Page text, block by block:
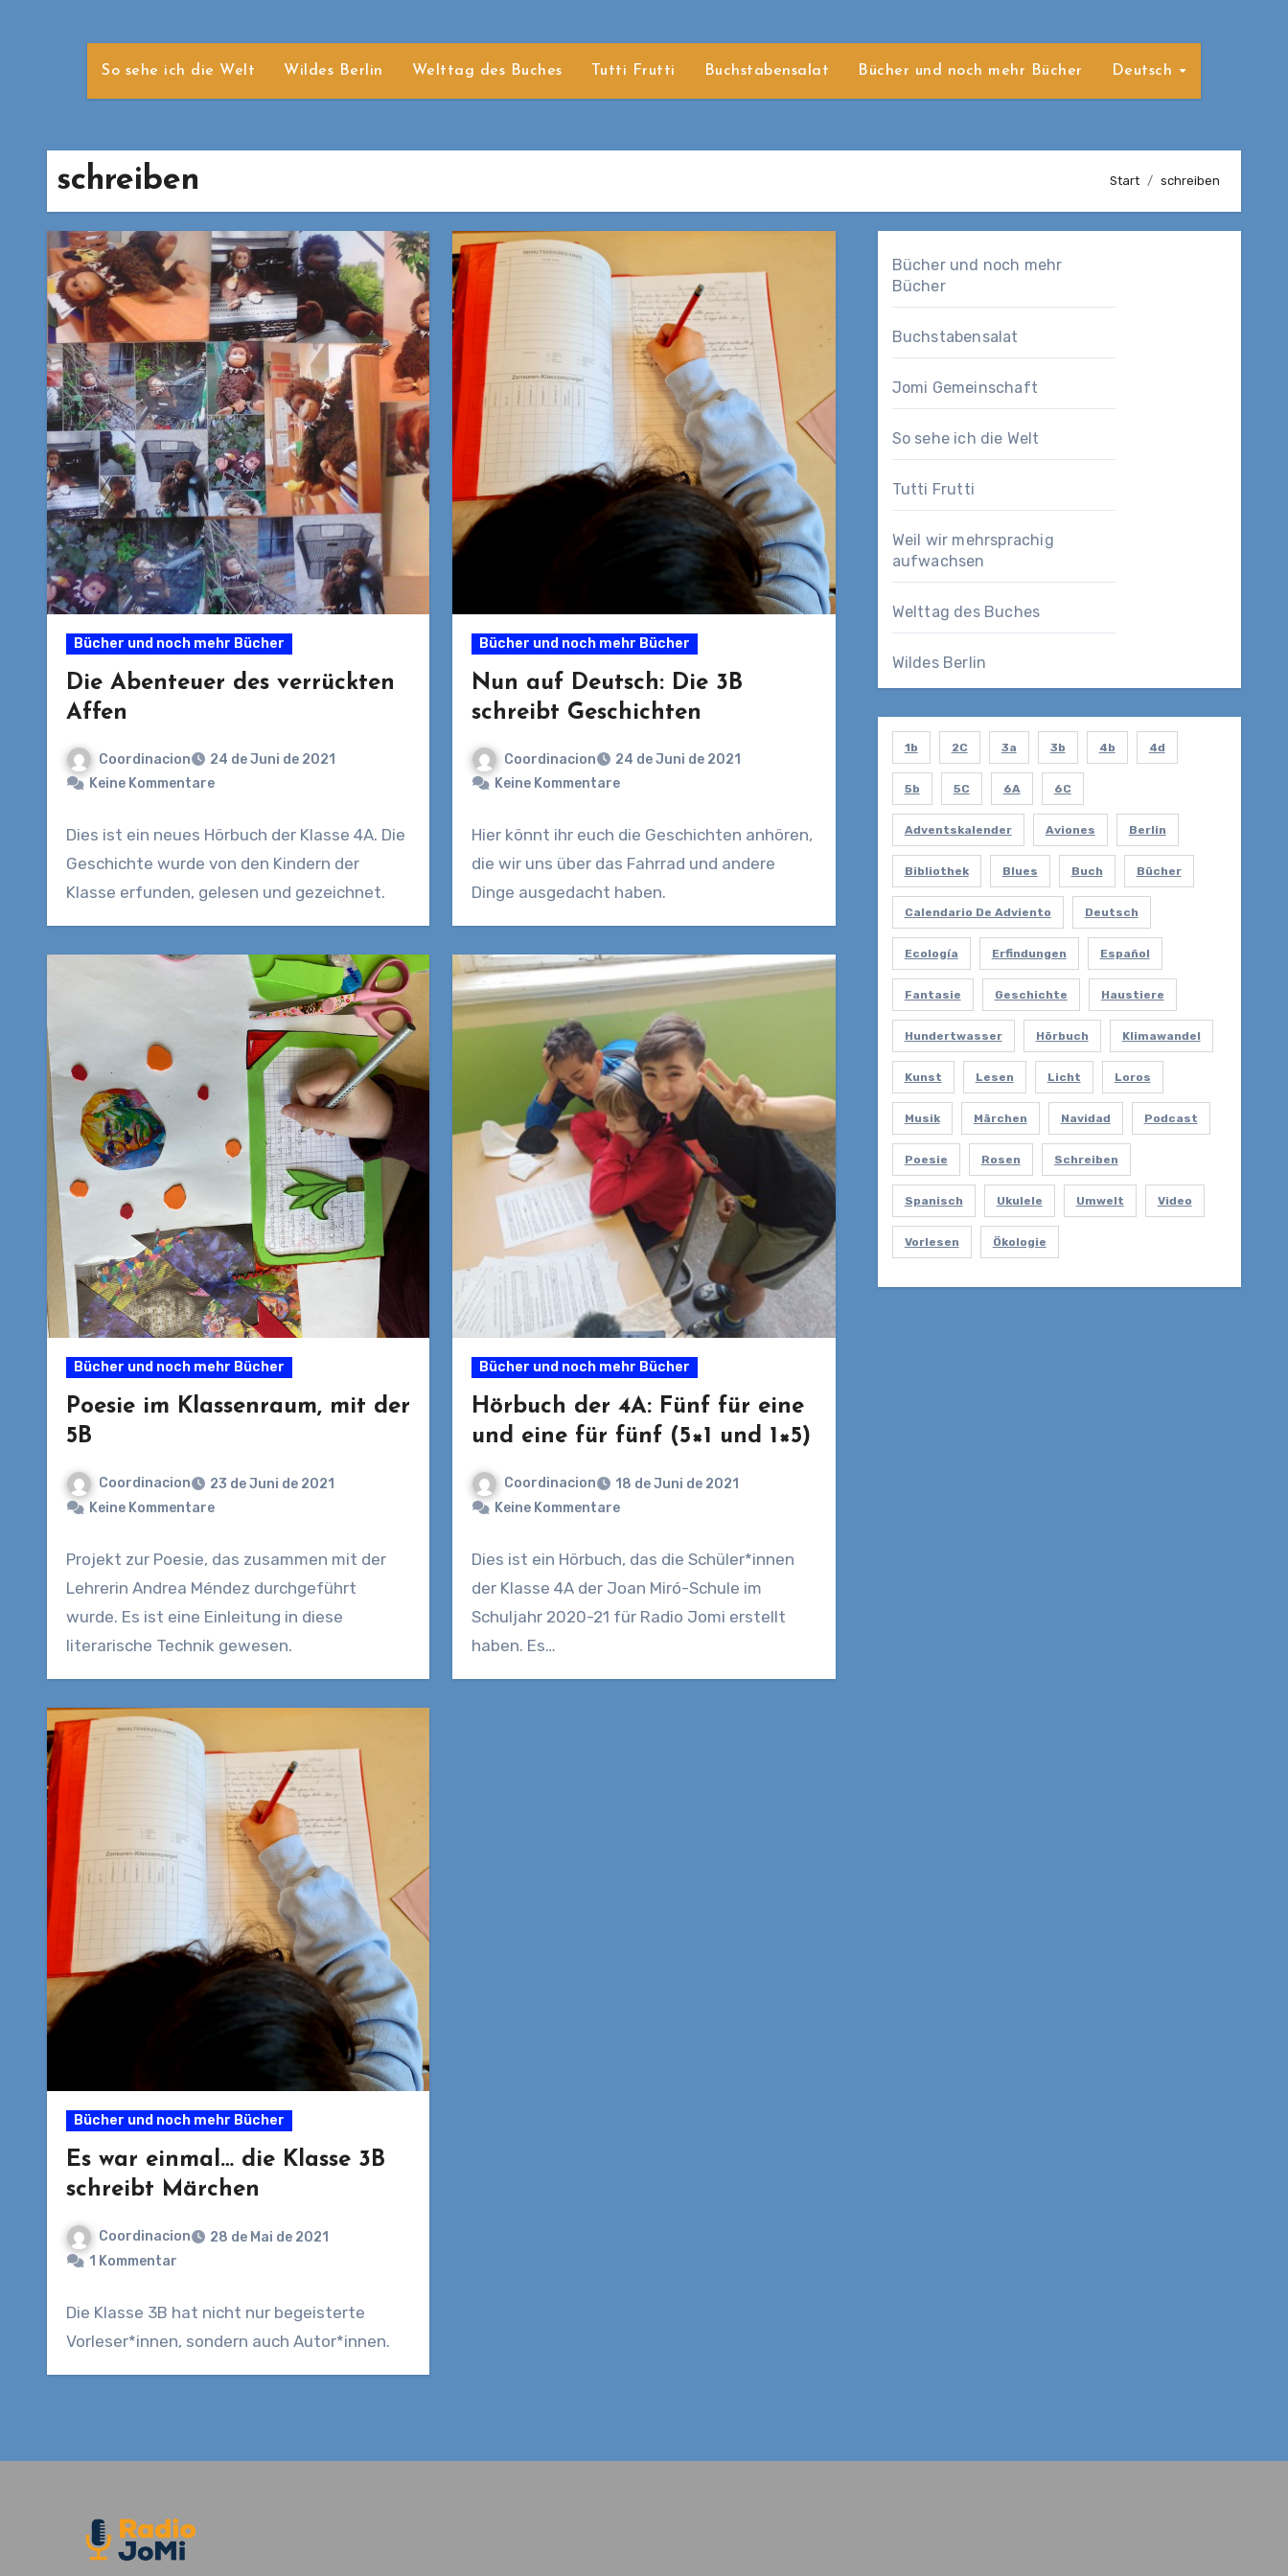
So sehe ich die Welt Wildes Berlin Welttag des Buches Tutti Frutti Buchstabensalat Bücher und noch mehr Bücher Deutsch
schreiben Start schreiben
Bücher und noch mehr Bücher
Die Abenteuer des verrückten
Affen
Coordinacion
24 de Juni de 2021
Keine Kommentare
Dies ist ein neues Hörbuch der Klasse 4A. Die
Geschichte wurde von den Kindern der
Klasse erfunden, gelesen und gezeichnet.
Bücher und noch mehr Bücher
Nun auf Deutsch: Die 3B
schreibt Geschichten
Coordinacion
24 de Juni de 2021
Keine Kommentare
Hier könnt ihr euch die Geschichten anhören,
die wir uns über das Fahrrad und andere
Dinge ausgedacht haben.
Bücher und noch mehr Bücher
Poesie im Klassenraum, mit der
5B
Coordinacion
23 de Juni de 2021
Keine Kommentare
Projekt zur Poesie, das zusammen mit der
Lehrerin Andrea Méndez durchgeführt
wurde. Es ist eine Einleitung in diese
literarische Technik gewesen.
Bücher und noch mehr Bücher
Hörbuch der 4A: Fünf für eine
und eine für fünf (5×1 und 1×5)
Coordinacion
18 de Juni de 2021
Keine Kommentare
Dies ist ein Hörbuch, das die Schüler*innen
der Klasse 4A der Joan Miró-Schule im
Schuljahr 2020-21 für Radio Jomi erstellt
haben. Es…
Bücher und noch mehr Bücher
Es war einmal… die Klasse 3B
schreibt Märchen
Coordinacion
28 de Mai de 2021
1 Kommentar
Die Klasse 3B hat nicht nur begeisterte
Vorleser*innen, sondern auch Autor*innen.
Bücher und noch mehr
Bücher
Buchstabensalat
Jomi Gemeinschaft
So sehe ich die Welt
Tutti Frutti
Weil wir mehrsprachig
aufwachsen
Welttag des Buches
Wildes Berlin
1b 2C 3a 3b 4b 4d
5b 5C 6A 6C
Adventskalender Aviones Berlin
Bibliothek Blues Buch Bücher
Calendario De Adviento Deutsch
Ecología Erfindungen Español
Fantasie Geschichte Haustiere
Hundertwasser Hörbuch Klimawandel
Kunst Lesen Licht Loros
Musik Märchen Navidad Podcast
Poesie Rosen Schreiben
Spanisch Ukulele Umwelt Video
Vorlesen Ökologie